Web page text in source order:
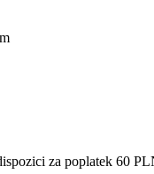
za poplatek 60